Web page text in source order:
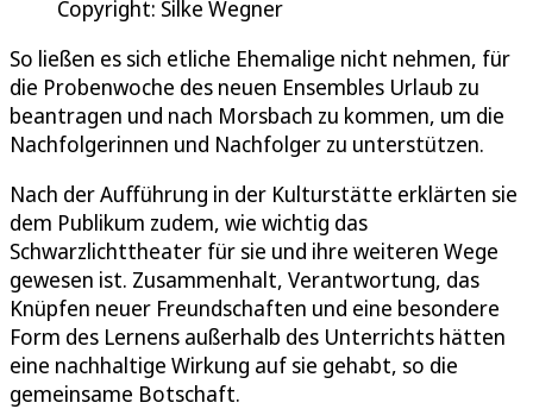
Copyright: Silke Wegner
So ließen es sich etliche Ehemalige nicht nehmen, für
die Probenwoche des neuen Ensembles Urlaub zu
beantragen und nach Morsbach zu kommen, um die
Nachfolgerinnen und Nachfolger zu unterstützen.
Nach der Aufführung in der Kulturstätte erklärten sie
dem Publikum zudem, wie wichtig das
Schwarzlichttheater für sie und ihre weiteren Wege
gewesen ist. Zusammenhalt, Verantwortung, das
Knüpfen neuer Freundschaften und eine besondere
Form des Lernens außerhalb des Unterrichts hätten
eine nachhaltige Wirkung auf sie gehabt, so die
gemeinsame Botschaft.